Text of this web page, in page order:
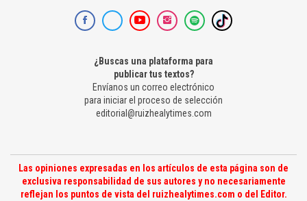
¿Buscas una plataforma para
publicar tus textos?
Envíanos un correo electrónico
para iniciar el proceso de selección
editorial@ruizhealytimes.com
Las opiniones expresadas en los artículos de esta página son de
exclusiva responsabilidad de sus autores y no necesariamente
reflejan los puntos de vista del ruizhealytimes.com o del Editor.